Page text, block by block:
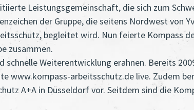
Leistungsgemeinschaft, die sich zum
der Gruppe, die seitens Nordwest von
begleitet wird. Nun feierte Kompass
zusammen.
Weiterentwicklung erahnen. Bereits
www.kompass-arbeitsschutz.de live. Zudem
A+A in Düsseldorf vor. Seitdem sind die